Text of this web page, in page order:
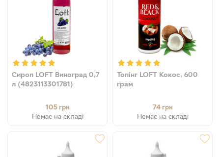
Сироп LOFT Виноград 0,7
л (4823113301781)
105 грн
Немає на складі
Топінг LOFT Кокос, 600
грам
74 грн
Немає на складі